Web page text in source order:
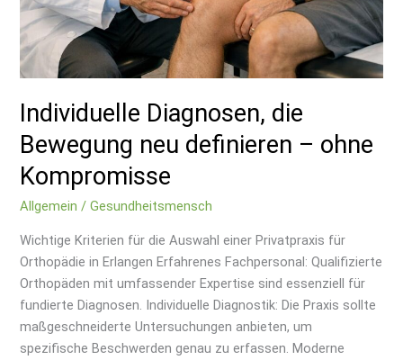
Individuelle Diagnosen, die
Bewegung neu definieren – ohne
Kompromisse
Allgemein /Gesundheitsmensch
Wichtige Kriterien für die Auswahl einer Privatpraxis für
Orthopädie in Erlangen Erfahrenes Fachpersonal: Qualifizierte
Orthopäden mit umfassender Expertise sind essenziell für
fundierte Diagnosen. Individuelle Diagnostik: Die Praxis sollte
maßgeschneiderte Untersuchungen anbieten, um
spezifische Beschwerden genau zu erfassen. Moderne